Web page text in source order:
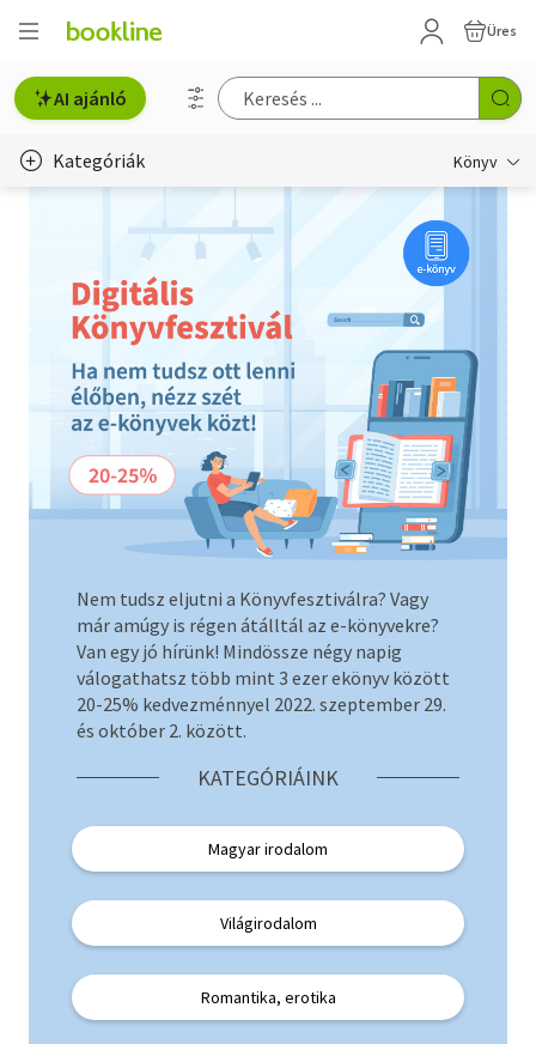
Üres
AI ajánló
Kategóriák Könyv
Gyermek- és ifjúsági
Hobbi, szabadidő
Irodalom
Művészet
Tankönyv, segédkönyv
Társadalomtudomány
Természettudomány
Történelem
Vallás
Nem tudsz eljutni a Könyvfesztiválra? Vagy
már amúgy is régen átálltál az e-könyvekre?
Van egy jó hírünk! Mindössze négy napig
válogathatsz több mint 3 ezer ekönyv között
20-25% kedvezménnyel 2022. szeptember 29.
és október 2. között.
KATEGÓRIÁINK
Magyar irodalom
Világirodalom
Romantika, erotika